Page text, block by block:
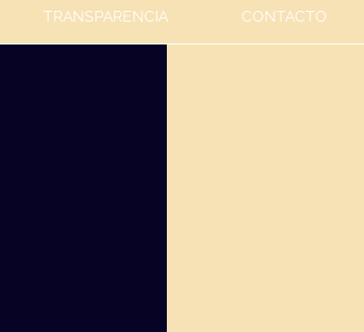
TRANSPARENCIA CONTACTO